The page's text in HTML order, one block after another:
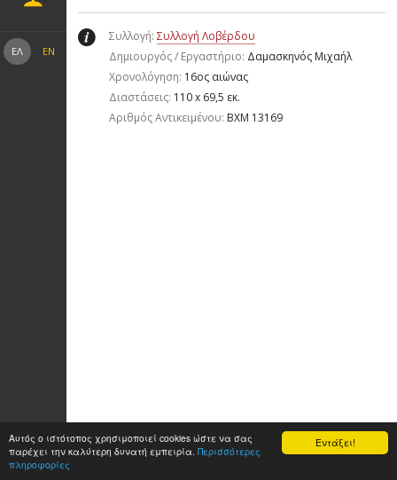
Εντάξει!
Αυτός ο ιστότοπος χρησιμοποιεί cookies ώστε να σας
παρέχει την καλύτερη δυνατή εμπειρία. Περισσότερες
πληροφορίες
ΕΛ EN
Συλλογή: Συλλογή Λοβέρδου
Δημιουργός / Εργαστήριο: Δαμασκηνός Μιχαήλ
Χρονολόγηση: 16ος αιώνας
Διαστάσεις: 110 x 69,5 εκ.
Aριθμός Αντικειμένου: ΒΧΜ 13169